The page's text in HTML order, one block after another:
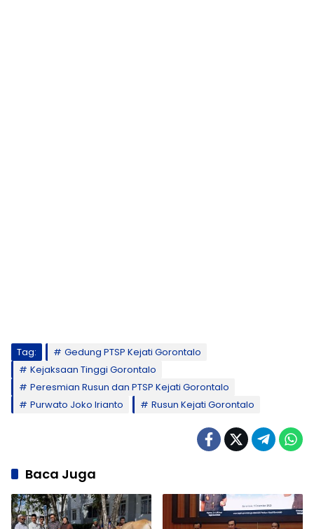
Tag:
Gedung PTSP Kejati Gorontalo
Kejaksaan Tinggi Gorontalo
Peresmian Rusun dan PTSP Kejati Gorontalo
Purwato Joko Irianto
Rusun Kejati Gorontalo
Baca Juga